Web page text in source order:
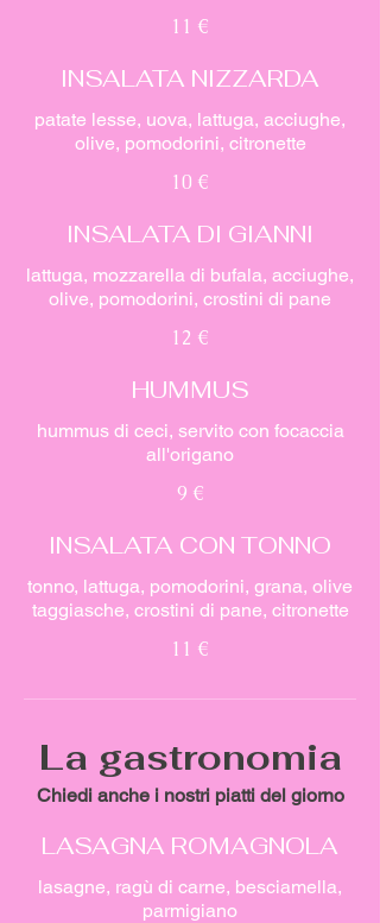
11 €
INSALATA NIZZARDA
patate lesse, uova, lattuga, acciughe,
olive, pomodorini, citronette
10 €
INSALATA DI GIANNI
lattuga, mozzarella di bufala, acciughe,
olive, pomodorini, crostini di pane
12 €
HUMMUS
hummus di ceci, servito con focaccia
all'origano
9 €
INSALATA CON TONNO
tonno, lattuga, pomodorini, grana, olive
taggiasche, crostini di pane, citronette
11 €
La gastronomia
Chiedi anche i nostri piatti del giorno
LASAGNA ROMAGNOLA
lasagne, ragù di carne, besciamella,
parmigiano